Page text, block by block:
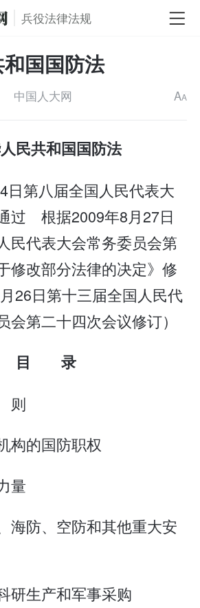
兵役法律法规
国国防法
中国人大网 AA
民共和国国防法
日第八届全国人民代表大
过 根据2009年8月27日
民代表大会常务委员会第
修改部分法律的决定》修
26日第十三届全国人民代
会第二十四次会议修订）
目 录
的国防职权
量
防、空防和其他重大安
生产和军事采购